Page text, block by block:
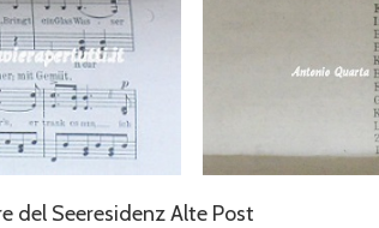
del Seeresidenz Alte Post